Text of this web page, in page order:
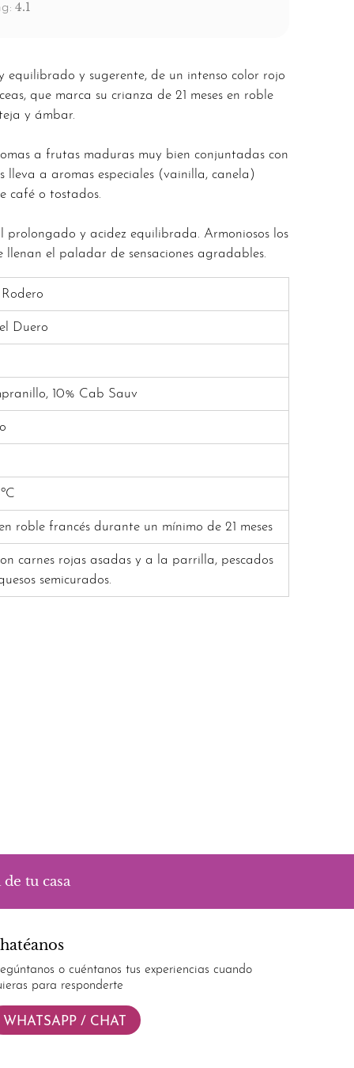
4.1
y sugerente, de un intenso color rojo
que marca su crianza de 21 meses en roble
y ámbar.
a frutas maduras muy bien conjuntadas con
lleva a aromas especiales (vainilla, canela)
café o tostados.
prolongado y acidez equilibrada. Armoniosos los
llenan el paladar de sensaciones agradables.
Duero
10% Cab Sauv
roble francés durante un mínimo de 21 meses
carnes rojas asadas y a la parrilla, pescados
semicurados.
tu casa
o cuéntanos tus experiencias cuando
para responderte
WHATSAPP / CHAT